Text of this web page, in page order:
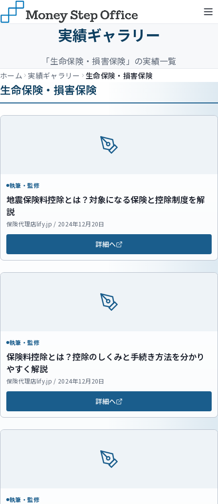
実績ギャラリー
「生命保険・損害保険」の実績一覧
ホーム 実績ギャラリー 生命保険・損害保険
生命保険・損害保険
執筆・監修
地震保険料控除とは？対象になる保険と控除制度を解
説
保険代理店lify.jp / 2024年12月20日
詳細へ
執筆・監修
保険料控除とは？控除のしくみと手続き方法を分かり
やすく解説
保険代理店lify.jp / 2024年12月20日
詳細へ
執筆・監修